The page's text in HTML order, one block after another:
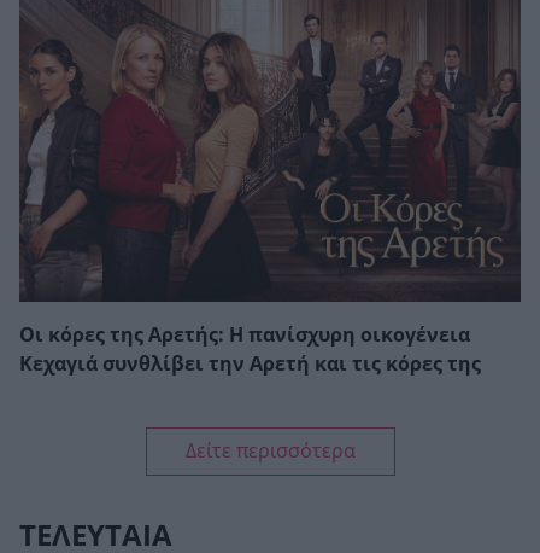
Οι κόρες της Αρετής: Η πανίσχυρη οικογένεια
Κεχαγιά συνθλίβει την Αρετή και τις κόρες της
Δείτε περισσότερα
ΤΕΛΕΥΤΑΙΑ